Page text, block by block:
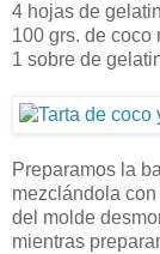
4 hojas de
100 grs. de coco
1 sobre de
Preparamos la
mezclándola
del molde
mientras